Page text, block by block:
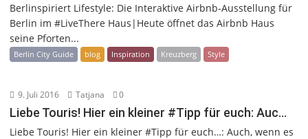
Berlinspiriert Lifestyle: Die Interaktive Airbnb-Ausstellung für
Berlin im #LiveThere Haus|Heute öffnet das Airbnb Haus
seine Pforten...
Berlin City Guide blog Inspiration Kreuzberg Style
9. Juli 2016 Tatjana 0
Liebe Touris! Hier ein kleiner #Tipp für euch: Auc…
Liebe Touris! Hier ein kleiner #Tipp für euch…: Auch, wenn es